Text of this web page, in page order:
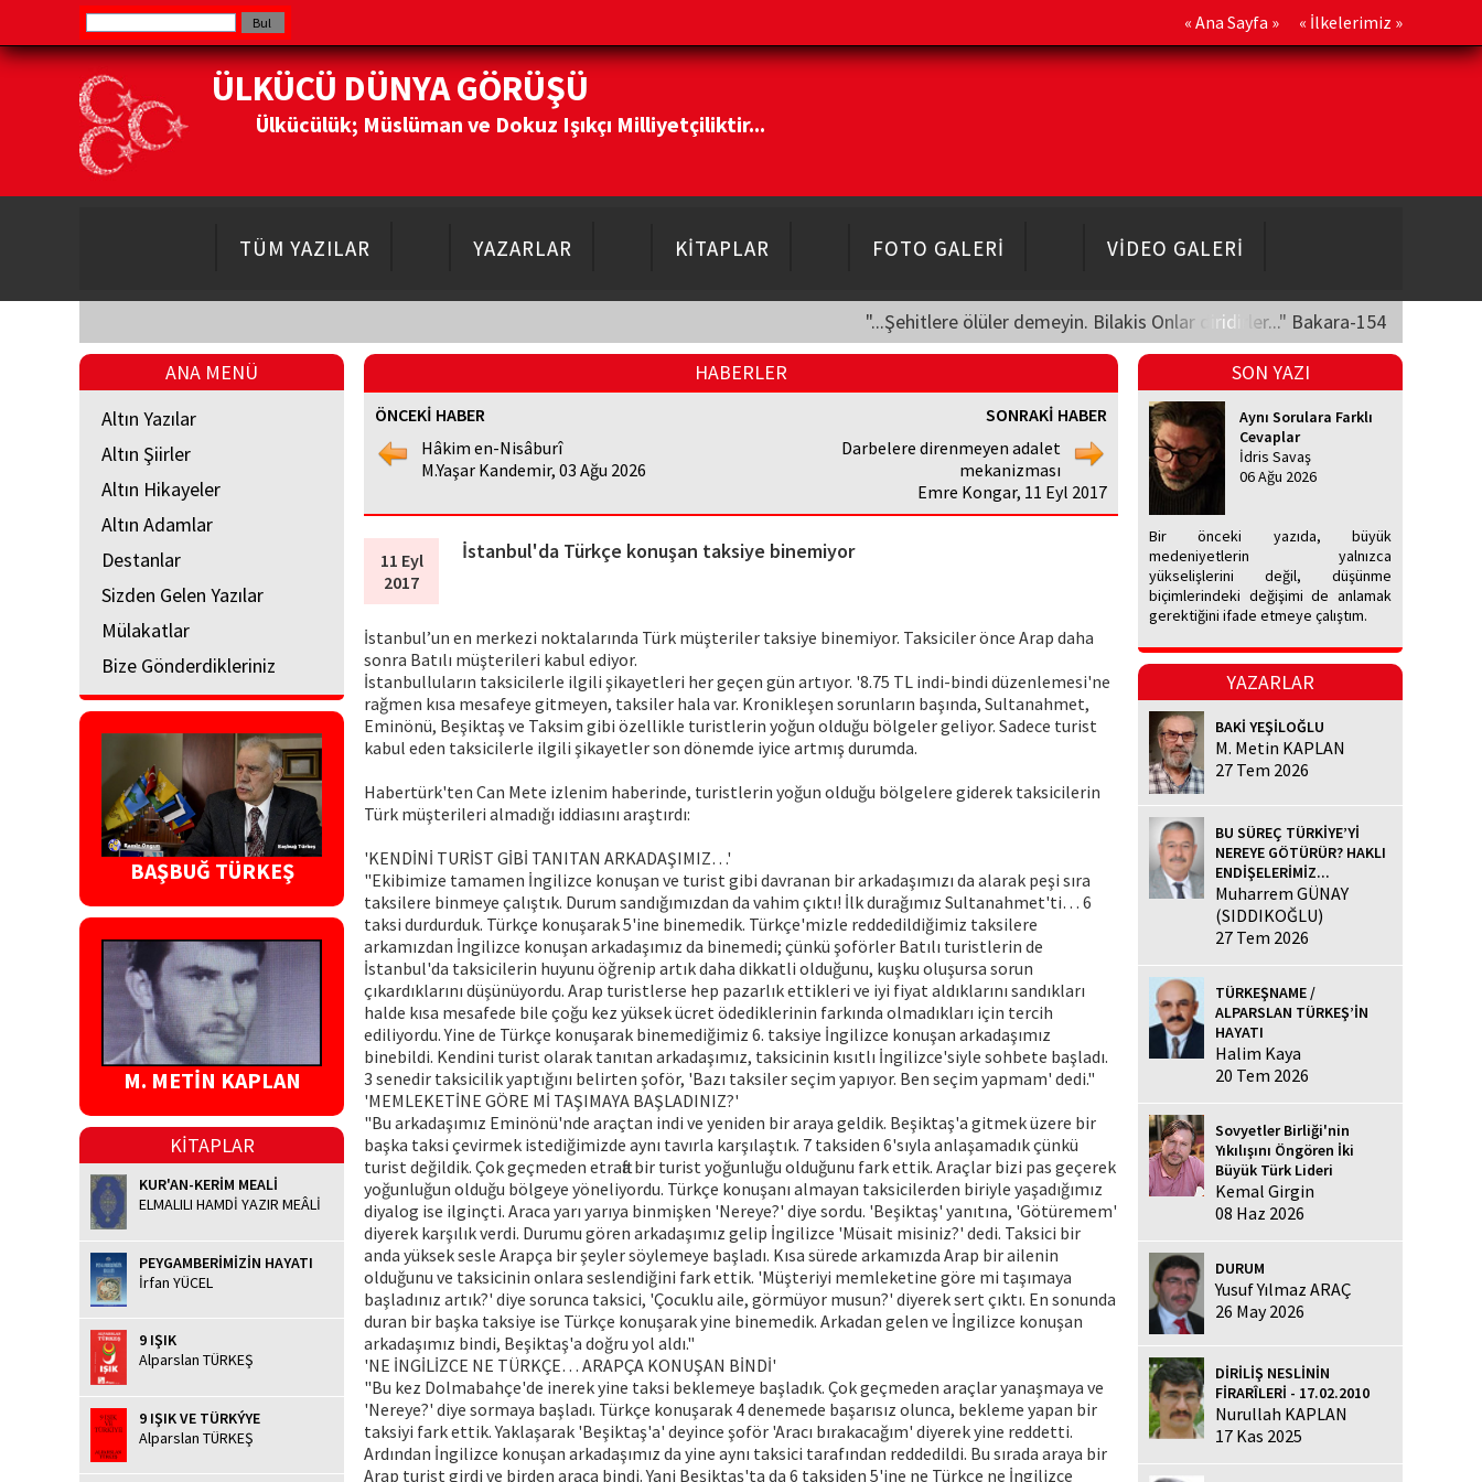
« Ana Sayfa » « İlkelerimiz »
ÜLKÜCÜ DÜNYA GÖRÜŞÜ
Ülkücülük; Müslüman ve Dokuz Işıkçı Milliyetçiliktir...
TÜM YAZILAR YAZARLAR KİTAPLAR FOTO GALERİ VİDEO GALERİ
"...Şehitlere ölüler demeyin. Bilakis Onlar diridirler..." Bakara-154
ANA MENÜ
Altın Yazılar
Altın Şiirler
Altın Hikayeler
Altın Adamlar
Destanlar
Sizden Gelen Yazılar
Mülakatlar
Bize Gönderdikleriniz
BAŞBUĞ TÜRKEŞ
M. METİN KAPLAN
KİTAPLAR
KUR'AN-KERİM MEALİ
ELMALILI HAMDİ YAZIR MEÂLİ
PEYGAMBERİMİZİN HAYATI
İrfan YÜCEL
9 IŞIK
Alparslan TÜRKEŞ
9 IŞIK VE TÜRKÝYE
Alparslan TÜRKEŞ
HABERLER
ÖNCEKİ HABER
Hâkim en-Nisâburî
M.Yaşar Kandemir, 03 Ağu 2026
SONRAKİ HABER
Darbelere direnmeyen adalet
mekanizması
Emre Kongar, 11 Eyl 2017
11 Eyl
2017
İstanbul'da Türkçe konuşan taksiye binemiyor
İstanbul’un en merkezi noktalarında Türk müşteriler taksiye binemiyor. Taksiciler önce Arap daha
sonra Batılı müşterileri kabul ediyor.
İstanbulluların taksicilerle ilgili şikayetleri her geçen gün artıyor. '8.75 TL indi-bindi düzenlemesi'ne
rağmen kısa mesafeye gitmeyen, taksiler hala var. Kronikleşen sorunların başında, Sultanahmet,
Eminönü, Beşiktaş ve Taksim gibi özellikle turistlerin yoğun olduğu bölgeler geliyor. Sadece turist
kabul eden taksicilerle ilgili şikayetler son dönemde iyice artmış durumda.
Habertürk'ten Can Mete izlenim haberinde, turistlerin yoğun olduğu bölgelere giderek taksicilerin
Türk müşterileri almadığı iddiasını araştırdı:
'KENDİNİ TURİST GİBİ TANITAN ARKADAŞIMIZ…'
"Ekibimize tamamen İngilizce konuşan ve turist gibi davranan bir arkadaşımızı da alarak peşi sıra
taksilere binmeye çalıştık. Durum sandığımızdan da vahim çıktı! İlk durağımız Sultanahmet'ti… 6
taksi durdurduk. Türkçe konuşarak 5'ine binemedik. Türkçe'mizle reddedildiğimiz taksilere
arkamızdan İngilizce konuşan arkadaşımız da binemedi; çünkü şoförler Batılı turistlerin de
İstanbul'da taksicilerin huyunu öğrenip artık daha dikkatli olduğunu, kuşku oluşursa sorun
çıkardıklarını düşünüyordu. Arap turistlerse hep pazarlık ettikleri ve iyi fiyat aldıklarını sandıkları
halde kısa mesafede bile çoğu kez yüksek ücret ödediklerinin farkında olmadıkları için tercih
ediliyordu. Yine de Türkçe konuşarak binemediğimiz 6. taksiye İngilizce konuşan arkadaşımız
binebildi. Kendini turist olarak tanıtan arkadaşımız, taksicinin kısıtlı İngilizce'siyle sohbete başladı.
3 senedir taksicilik yaptığını belirten şoför, 'Bazı taksiler seçim yapıyor. Ben seçim yapmam' dedi."
'MEMLEKETİNE GÖRE Mİ TAŞIMAYA BAŞLADINIZ?'
"Bu arkadaşımız Eminönü'nde araçtan indi ve yeniden bir araya geldik. Beşiktaş'a gitmek üzere bir
başka taksi çevirmek istediğimizde aynı tavırla karşılaştık. 7 taksiden 6'sıyla anlaşamadık çünkü
turist değildik. Çok geçmeden etrafta bir turist yoğunluğu olduğunu fark ettik. Araçlar bizi pas geçerek
yoğunluğun olduğu bölgeye yöneliyordu. Türkçe konuşanı almayan taksicilerden biriyle yaşadığımız
diyalog ise ilginçti. Araca yarı yarıya binmişken 'Nereye?' diye sordu. 'Beşiktaş' yanıtına, 'Götüremem'
diyerek karşılık verdi. Durumu gören arkadaşımız gelip İngilizce 'Müsait misiniz?' dedi. Taksici bir
anda yüksek sesle Arapça bir şeyler söylemeye başladı. Kısa sürede arkamızda Arap bir ailenin
olduğunu ve taksicinin onlara seslendiğini fark ettik. 'Müşteriyi memleketine göre mi taşımaya
başladınız artık?' diye sorunca taksici, 'Çocuklu aile, görmüyor musun?' diyerek sert çıktı. En sonunda
duran bir başka taksiye ise Türkçe konuşarak yine binemedik. Arkadan gelen ve İngilizce konuşan
arkadaşımız bindi, Beşiktaş'a doğru yol aldı."
'NE İNGİLİZCE NE TÜRKÇE… ARAPÇA KONUŞAN BİNDİ'
"Bu kez Dolmabahçe'de inerek yine taksi beklemeye başladık. Çok geçmeden araçlar yanaşmaya ve
'Nereye?' diye sormaya başladı. Türkçe konuşarak 4 denemede başarısız olunca, bekleme yapan bir
taksiyi fark ettik. Yaklaşarak 'Beşiktaş'a' deyince şoför 'Aracı bırakacağım' diyerek yine reddetti.
Ardından İngilizce konuşan arkadaşımız da yine aynı taksici tarafından reddedildi. Bu sırada araya bir
Arap turist girdi ve birden araca bindi. Yani Beşiktaş'ta da 6 taksiden 5'ine ne Türkçe ne İngilizce
SON YAZI
Aynı Sorulara Farklı
Cevaplar
İdris Savaş
06 Ağu 2026
Bir önceki yazıda, büyük
medeniyetlerin yalnızca
yükselişlerini değil, düşünme
biçimlerindeki değişimi de anlamak
gerektiğini ifade etmeye çalıştım.
YAZARLAR
BAKİ YEŞİLOĞLU
M. Metin KAPLAN
27 Tem 2026
BU SÜREÇ TÜRKİYE’Yİ
NEREYE GÖTÜRÜR? HAKLI
ENDİŞELERİMİZ...
Muharrem GÜNAY
(SIDDIKOĞLU)
27 Tem 2026
TÜRKEŞNAME /
ALPARSLAN TÜRKEŞ’İN
HAYATI
Halim Kaya
20 Tem 2026
Sovyetler Birliği'nin
Yıkılışını Öngören İki
Büyük Türk Lideri
Kemal Girgin
08 Haz 2026
DURUM
Yusuf Yılmaz ARAÇ
26 May 2026
DİRİLİŞ NESLİNİN
FİRARÎLERİ - 17.02.2010
Nurullah KAPLAN
17 Kas 2025